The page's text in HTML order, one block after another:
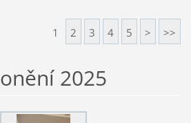
1 2 3 4 5 > >>
2025